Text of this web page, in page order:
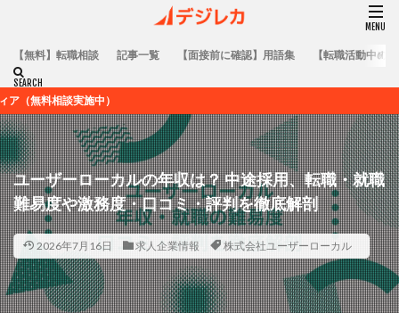
【無料】転職相談 記事一覧 【面接前に確認】用語集 【転職活動中の
）
ユーザーローカルの年収は？ 中途採用、転職・就職
難易度や激務度・口コミ・評判を徹底解剖
2026年7月16日 求人企業情報 株式会社ユーザーローカル